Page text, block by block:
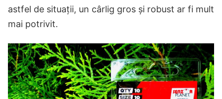
astfel de situații, un cârlig gros și robust ar fi mult
mai potrivit.